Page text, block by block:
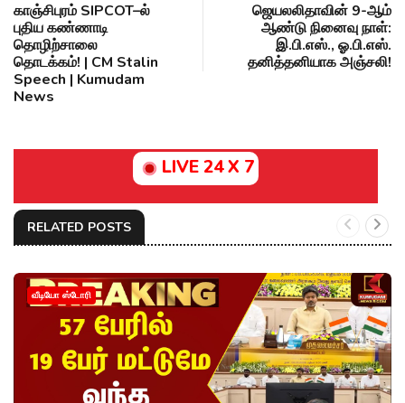
காஞ்சிபுரம் SIPCOT–ல்
புதிய கண்ணாடி
தொழிற்சாலை
தொடக்கம்! | CM Stalin
Speech | Kumudam
News
ஜெயலலிதாவின் 9-ஆம்
ஆண்டு நினைவு நாள்:
இ.பி.எஸ்., ஓ.பி.எஸ்.
தனித்தனியாக அஞ்சலி!
LIVE 24 X 7
RELATED POSTS
வீடியோ ஸ்டோரி